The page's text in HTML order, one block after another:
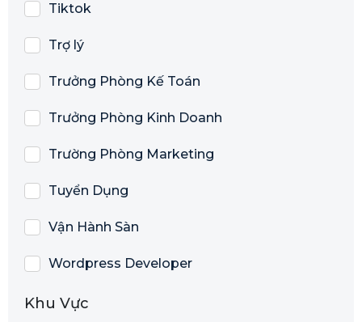
Tiktok
Trợ lý
Trưởng Phòng Kế Toán
Trưởng Phòng Kinh Doanh
Trường Phòng Marketing
Tuyển Dụng
Vận Hành Sàn
Wordpress Developer
Khu Vực